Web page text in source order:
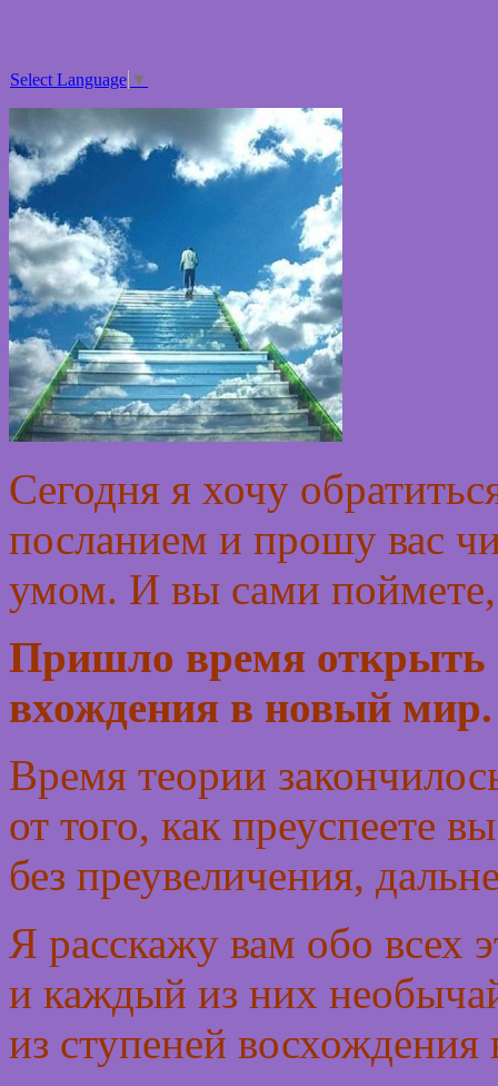
Select Language ▼
Сегодня я хочу
посланием и прошу вас
умом. И вы сами
Пришло время открыть
вхождения в новый мир.
Время теории
от того, как преуспеете
без преувеличения,
Я расскажу вам обо всех
и каждый из них
из ступеней